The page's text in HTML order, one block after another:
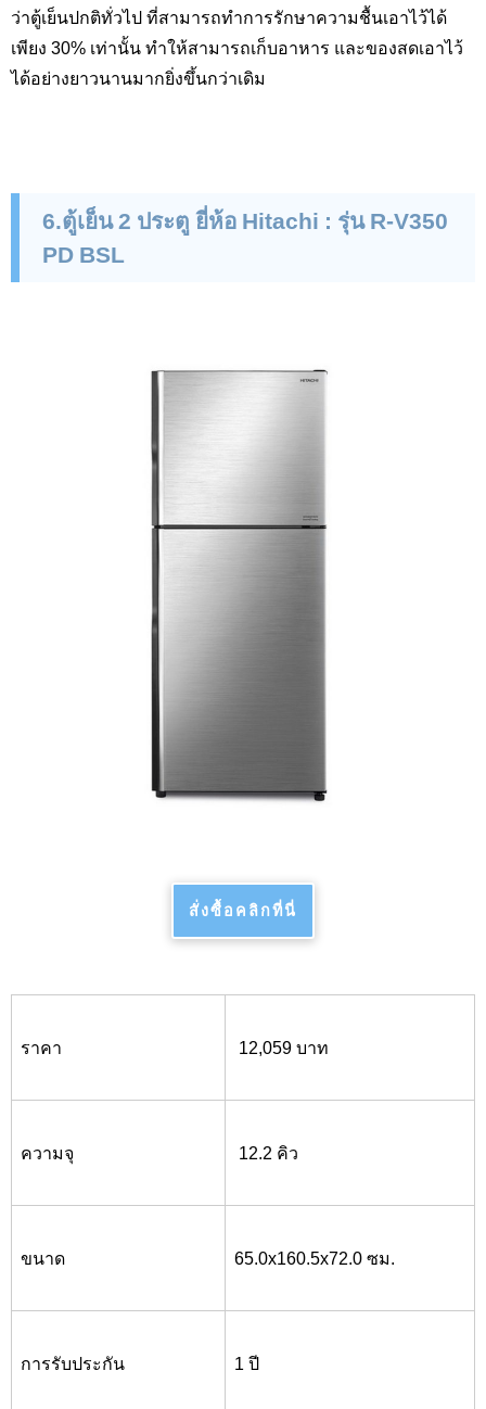
ว่าตู้เย็นปกติทั่วไป ที่สามารถทำการรักษาความชื้นเอาไว้ได้
เพียง 30% เท่านั้น ทำให้สามารถเก็บอาหาร และของสดเอาไว้
ได้อย่างยาวนานมากยิ่งขึ้นกว่าเดิม
6.ตู้เย็น 2 ประตู ยี่ห้อ Hitachi : รุ่น R-V350
PD BSL
สั่งซื้อคลิกที่นี่
ราคา 12,059 บาท
ความจุ 12.2 คิว
ขนาด 65.0x160.5x72.0 ซม.
การรับประกัน 1 ปี